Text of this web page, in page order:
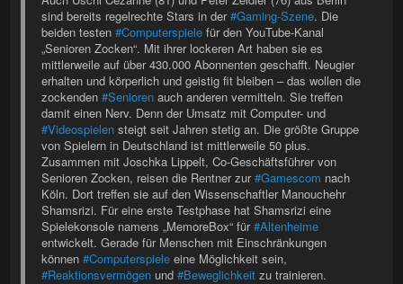
sind bereits regelrechte Stars in der#Gaming-Szene. Die
beiden testen #Computerspiele für den YouTube-Kanal
„Senioren Zocken“. Mit ihrer lockeren Art haben sie es
mittlerweile auf über 430.000 Abonnenten geschafft. Neugier
erhalten und körperlich und geistig fit bleiben – das wollen die
zockenden #Senioren auch anderen vermitteln. Sie treffen
damit einen Nerv. Denn der Umsatz mit Computer- und
#Videospielen steigt seit Jahren stetig an. Die größte Gruppe
von Spielern in Deutschland ist mittlerweile 50 plus.
Zusammen mit Joschka Lippelt, Co-Geschäftsführer von
Senioren Zocken, reisen die Rentner zur#Gamescom nach
Köln. Dort treffen sie auf den Wissenschaftler Manouchehr
Shamsrizi. Für eine erste Testphase hat Shamsrizi eine
Spielekonsole namens „MemoreBox“ für#Altenheime
entwickelt. Gerade für Menschen mit Einschränkungen
können #Computerspiele eine Möglichkeit sein,
#Reaktionsvermögen und #Beweglichkeit zu trainieren.